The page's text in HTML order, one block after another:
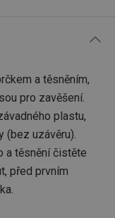
a těsněním,
pro zavěšení.
plastu,
(bez uzávěru).
a těsnění čistěte
před prvním